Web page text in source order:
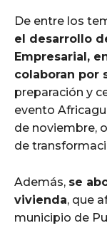
De entre los
el desarrollo
Empresarial,
colaboran por
preparación y
evento
de noviembre,
de
Además, se
vivienda, que
municipio de